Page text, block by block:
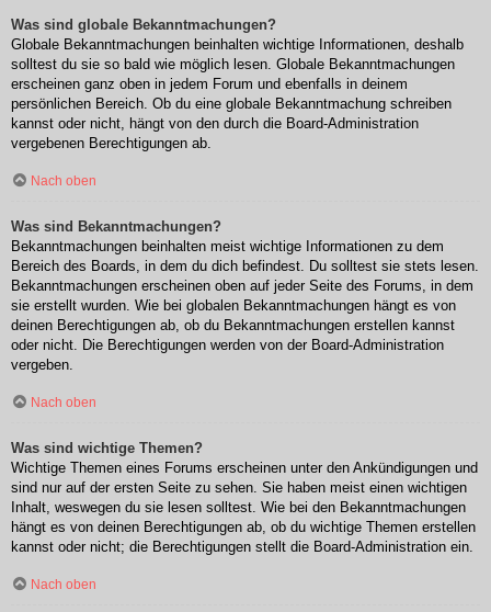
Was sind globale Bekanntmachungen?
Globale Bekanntmachungen beinhalten wichtige Informationen, deshalb
solltest du sie so bald wie möglich lesen. Globale Bekanntmachungen
erscheinen ganz oben in jedem Forum und ebenfalls in deinem
persönlichen Bereich. Ob du eine globale Bekanntmachung schreiben
kannst oder nicht, hängt von den durch die Board-Administration
vergebenen Berechtigungen ab.
Nach oben
Was sind Bekanntmachungen?
Bekanntmachungen beinhalten meist wichtige Informationen zu dem
Bereich des Boards, in dem du dich befindest. Du solltest sie stets lesen.
Bekanntmachungen erscheinen oben auf jeder Seite des Forums, in dem
sie erstellt wurden. Wie bei globalen Bekanntmachungen hängt es von
deinen Berechtigungen ab, ob du Bekanntmachungen erstellen kannst
oder nicht. Die Berechtigungen werden von der Board-Administration
vergeben.
Nach oben
Was sind wichtige Themen?
Wichtige Themen eines Forums erscheinen unter den Ankündigungen und
sind nur auf der ersten Seite zu sehen. Sie haben meist einen wichtigen
Inhalt, weswegen du sie lesen solltest. Wie bei den Bekanntmachungen
hängt es von deinen Berechtigungen ab, ob du wichtige Themen erstellen
kannst oder nicht; die Berechtigungen stellt die Board-Administration ein.
Nach oben